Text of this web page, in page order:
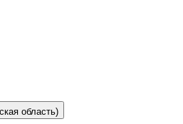
область)